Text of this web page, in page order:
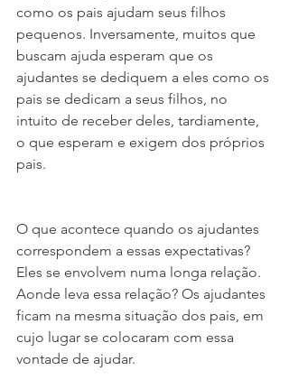
como os pais ajudam seus filhos
pequenos. Inversamente, muitos que
buscam ajuda esperam que os
ajudantes se dediquem a eles como os
pais se dedicam a seus filhos, no
intuito de receber deles, tardiamente,
o que esperam e exigem dos próprios
pais.
O que acontece quando os ajudantes
correspondem a essas expectativas?
Eles se envolvem numa longa relação.
Aonde leva essa relação? Os ajudantes
ficam na mesma situação dos pais, em
cujo lugar se colocaram com essa
vontade de ajudar.